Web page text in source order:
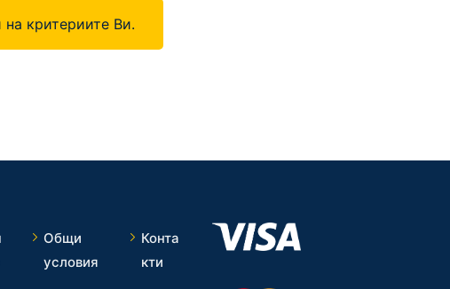
критериите Ви.
Общи
условия
Конта
кти